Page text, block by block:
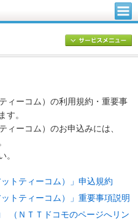
ィーコム）の利用規約・重要事
す。
ィーコム）のお申込みには、
。
トティーコム）」申込規約
トティーコム）」重要事項説明
（ＮＴＴドコモのページへリン